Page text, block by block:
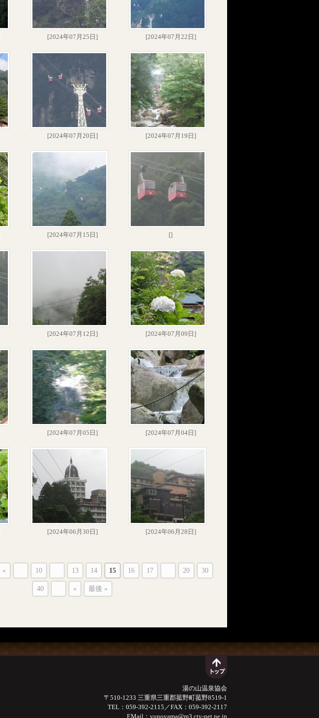
[2024年07月25日] [2024年07月22日]
[2024年07月20日] [2024年07月19日]
[2024年07月15日] []
[2024年07月12日] [2024年07月09日]
[2024年07月05日] [2024年07月04日]
[2024年06月30日] [2024年06月28日]
« 10 13 14 15 16 17 20 30
40 » 最後 »
湯の山温泉協会
〒510-1233 三重県三重郡菰野町菰野8519-1
TEL：059-392-2115／FAX：059-392-2117
EMail： yunoyama@m3.cty-net.ne.jp